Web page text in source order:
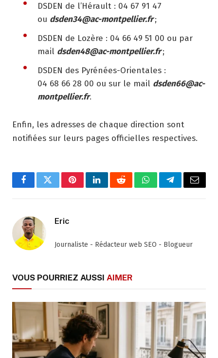
DSDEN de l’Hérault : 04 67 91 47
ou dsden34@ac-montpellier.fr;
DSDEN de Lozère : 04 66 49 51 00 ou par
mail dsden48@ac-montpellier.fr;
DSDEN des Pyrénées-Orientales :
04 68 66 28 00 ou sur le mail dsden66@ac-
montpellier.fr.
Enfin, les adresses de chaque direction sont
notifiées sur leurs pages officielles respectives.
FacebookTwitterPinterestLinkedInRedditWhatsAppTelegramEmail
Eric
Journaliste - Rédacteur web SEO - Blogueur
VOUS POURRIEZ AUSSI AIMER